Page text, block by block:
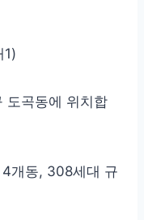
1)
도곡동에 위치합
개동, 308세대 규